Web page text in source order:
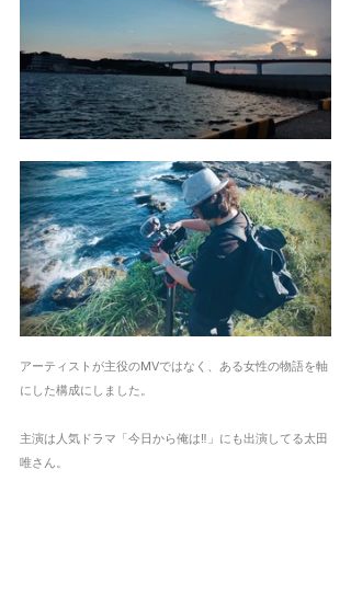
アーティストが主役のMVではなく、ある女性の物語を軸
にした構成にしました。
主演は人気ドラマ「今日から俺は‼︎」にも出演してる太田
唯さん。